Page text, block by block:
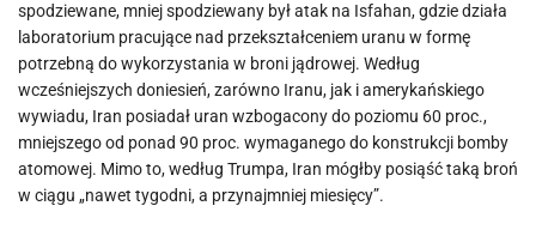
spodziewane, mniej spodziewany był atak na Isfahan, gdzie działa
laboratorium pracujące nad przekształceniem uranu w formę
potrzebną do wykorzystania w broni jądrowej. Według
wcześniejszych doniesień, zarówno Iranu, jak i amerykańskiego
wywiadu, Iran posiadał uran wzbogacony do poziomu 60 proc.,
mniejszego od ponad 90 proc. wymaganego do konstrukcji bomby
atomowej. Mimo to, według Trumpa, Iran mógłby posiąść taką broń
w ciągu „nawet tygodni, a przynajmniej miesięcy”.